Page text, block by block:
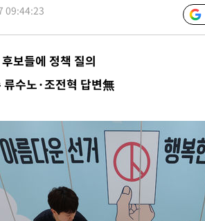
내린 6296.38 마감
원 마감
로켓 달 충돌 흔적 포착
승부차기 끝 과달라하라 격파
지나며 폭염 잠시 꺾인다"
스닥 0.3%↓, 다우 0.14%↑
파문에 "현재는 내부 지침 준수"
스포츠윤리센터도 압수수색
도미사일…감시·경계태세 강화"
탄도미사일 가능성
09:44:23
보들에 정책 질의
수노·조전혁 답변無